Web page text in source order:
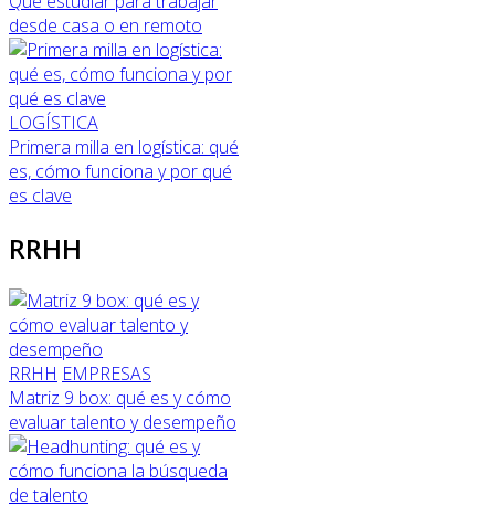
desde casa o en remoto
LOGÍSTICA
Primera milla en logística: qué
es, cómo funciona y por qué
es clave
RRHH
RRHH EMPRESAS
Matriz 9 box: qué es y cómo
evaluar talento y desempeño